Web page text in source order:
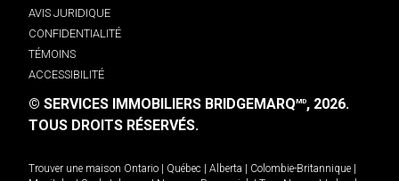
AVIS JURIDIQUE
CONFIDENTIALITÉ
TÉMOINS
ACCESSIBILITÉ
© SERVICES IMMOBILIERS BRIDGEMARQMD, 2026.
TOUS DROITS RÉSERVÉS.
Trouver une maison Ontario Québec Alberta Colombie-Britannique